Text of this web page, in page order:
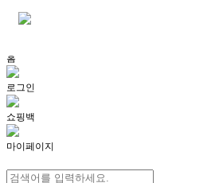
홈
로그인
쇼핑백
마이페이지